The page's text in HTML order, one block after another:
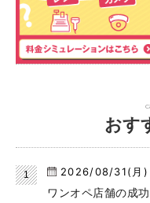
おす
2026/08/31(月)
ワンオペ店舗の成